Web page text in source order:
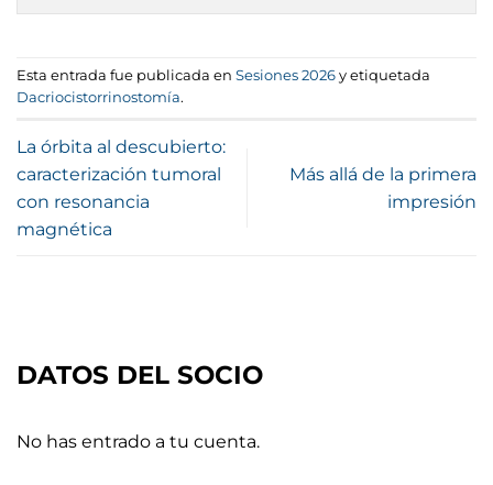
Esta entrada fue publicada en Sesiones 2026 y etiquetada
Dacriocistorrinostomía.
La órbita al descubierto:
caracterización tumoral
con resonancia
magnética
Más allá de la primera
impresión
DATOS DEL SOCIO
No has entrado a tu cuenta.